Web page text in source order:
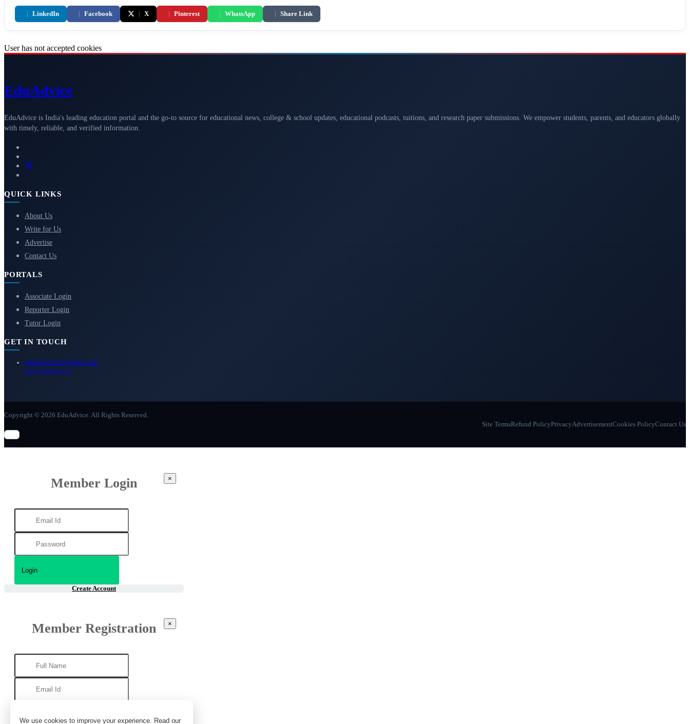
| LinkedIn | Facebook | X | Pinterest | WhatsApp | Share Link
User has not accepted cookies
We use cookies to improve your experience. Read our
EduAdvice
EduAdvice is India's leading education portal and the go-to source for educational news, college & school updates, educational podcasts, tuitions, and research paper submissions. We empower students, parents, and educators globally
with timely, reliable, and verified information.
QUICK LINKS
About Us
Write for Us
Advertise
Contact Us
PORTALS
Associate Login
Reporter Login
Tutor Login
GET IN TOUCH
eduadvice11@gmail.com
info@eduadvice.in
Copyright © 2026 EduAdvice. All Rights Reserved.
Site TermsRefund PolicyPrivacyAdvertisementCookies PolicyContact Us
Member Login ×
Create Account
Member Registration ×